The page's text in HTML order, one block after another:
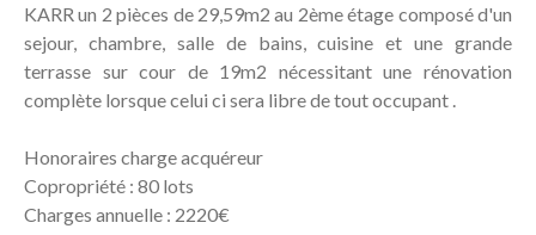
KARR un 2 pièces de 29,59m2 au 2ème étage composé d'un
sejour, chambre, salle de bains, cuisine et une grande
terrasse sur cour de 19m2 nécessitant une rénovation
complète lorsque celui ci sera libre de tout occupant .
Honoraires charge acquéreur
Copropriété : 80 lots
Charges annuelle : 2220€